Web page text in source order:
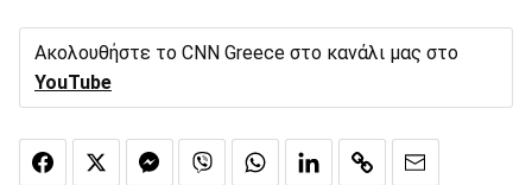
Ακολουθήστε το CNN Greece στο κανάλι μας στο
YouTube